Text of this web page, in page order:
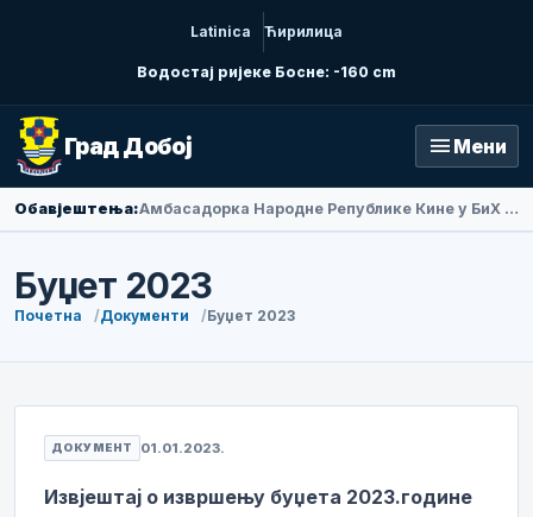
Latinica Ћирилица
Водостај ријеке Босне: -160 cm
Град Добој menu Мени
Обавјештења: Амбасадорка Народне Републике Кине у БиХ Ли Фан посјетила Добој
Буџет 2023
Почетна Документи Буџет 2023
ДОКУМЕНТ 01.01.2023.
Извјештај о извршењу буџета 2023.године